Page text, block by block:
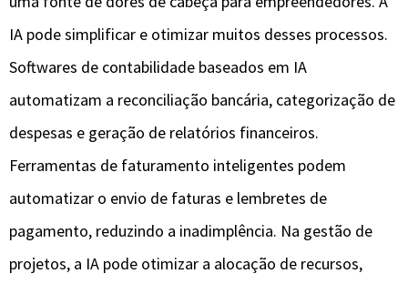
IA pode simplificar e otimizar muitos desses processos.
Softwares de contabilidade baseados em IA
automatizam a reconciliação bancária, categorização de
despesas e geração de relatórios financeiros.
Ferramentas de faturamento inteligentes podem
automatizar o envio de faturas e lembretes de
pagamento, reduzindo a inadimplência. Na gestão de
projetos, a IA pode otimizar a alocação de recursos,